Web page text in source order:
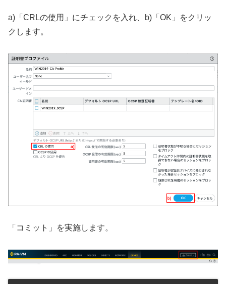
a)「CRLの使用」にチェックを入れ、b)「OK」をクリッ
クします。
「コミット」を実施します。